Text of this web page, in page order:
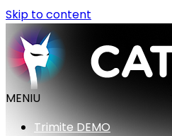
Skip to content
MENIU
Trimite DEMO